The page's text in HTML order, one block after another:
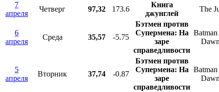
7
апреля
Четверг 97,32 173.6
Книга
джунглей
The
6
апреля
Среда 35,57 -5.75
Бэтмен против
Супермена: На
заре
справедливости
5
апреля
Вторник 37,74 -0.87
Бэтмен против
Супермена: На
заре
справедливости